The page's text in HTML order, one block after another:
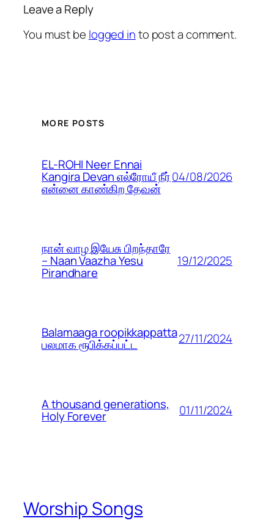
Leave a Reply
You must be logged into post a comment.
MORE POSTS
EL-ROHI Neer Ennai
Kangira Devan எல்ரோயீ நீர்
என்னை காண்கிற தேவன்
04/08/2026
நான் வாழ இயேசு பிறந்தாரே
– Naan Vaazha Yesu
Pirandhare
19/12/2025
Balamaaga roopikkappatta
பலமாக ரூபிக்கப்பட்ட 27/11/2024
A thousand generations,
Holy Forever 01/11/2024
Worship Songs